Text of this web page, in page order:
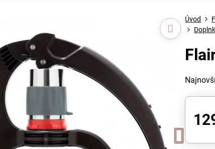
Úvod